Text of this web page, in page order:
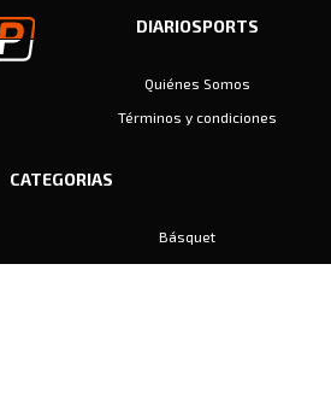
DIARIOSPORTS
Quiénes Somos
Términos y condiciones
CATEGORIAS
Básquet